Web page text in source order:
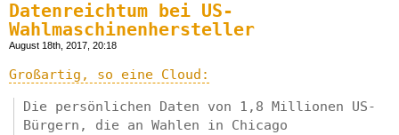
Datenreichtum bei US-
Wahlmaschinenhersteller
August 18th, 2017, 20:18
Großartig, so eine Cloud:
Die persönlichen Daten von 1,8 Millionen US-
Bürgern, die an Wahlen in Chicago